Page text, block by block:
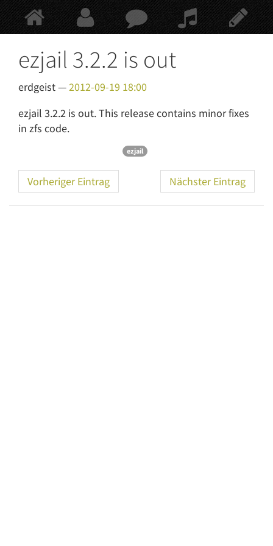
Springe
Hauptinhalt
ezjail 3.2.2 is out
erdgeist
2012-09-19 18:00
ezjail 3.2.2 is out. This release contains minor fixes
in zfs code.
ezjail
Vorheriger Eintrag Nächster Eintrag